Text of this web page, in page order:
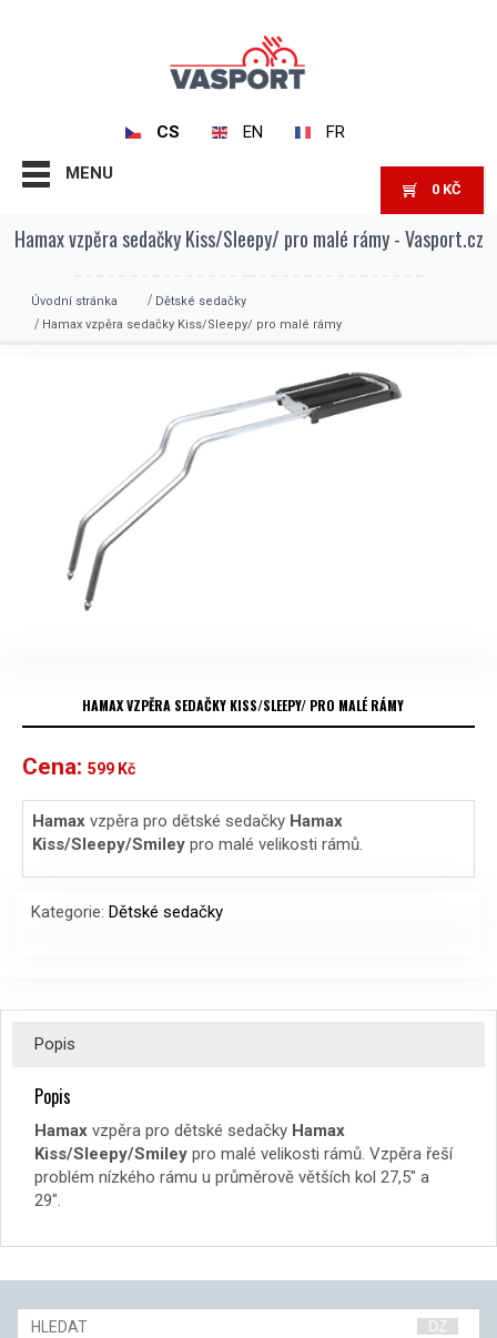
CS EN FR
MENU
0 KČ
Hamax vzpěra sedačky Kiss/Sleepy/ pro malé rámy - Vasport.cz
Úvodní stránka
Dětské sedačky
Hamax vzpěra sedačky Kiss/Sleepy/ pro malé rámy
HAMAX VZPĚRA SEDAČKY KISS/SLEEPY/ PRO MALÉ RÁMY
Cena: 599 Kč
Hamax vzpěra pro dětské sedačky Hamax
Kiss/Sleepy/Smiley pro malé velikosti rámů.
Kategorie: Dětské sedačky
Popis
Popis
Hamax vzpěra pro dětské sedačky Hamax
Kiss/Sleepy/Smiley pro malé velikosti rámů. Vzpěra řeší
problém nízkého rámu u průměrově větších kol 27,5″ a
29″.